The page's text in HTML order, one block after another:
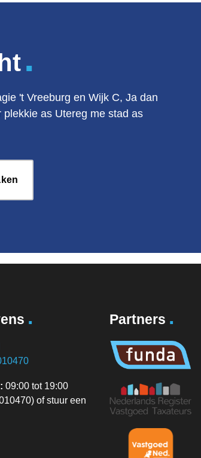
.
't Vreeburg en Wijk C, Ja dan
as Utereg me stad as
.
09:00 tot 19:00
of stuur een
Partners .